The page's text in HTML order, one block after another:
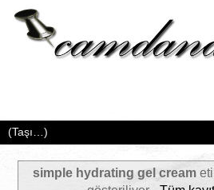
simple hydrating gel cream